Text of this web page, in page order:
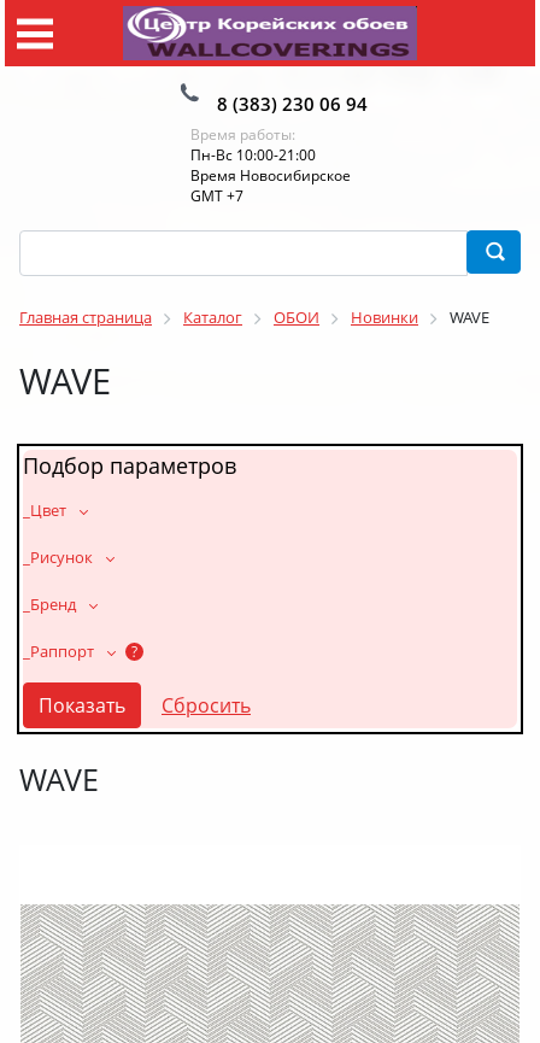
8 (383) 230 06 94
Время работы:
Пн-Вс 10:00-21:00
Время Новосибирское
GMT +7
Главная страница Каталог ОБОИ Новинки WAVE
WAVE
Подбор параметров
_Цвет
_Рисунок
_Бренд
_Раппорт ?
WAVE